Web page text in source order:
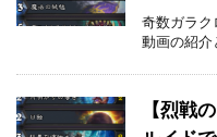
奇数ガラク
動画の紹介
【烈戦